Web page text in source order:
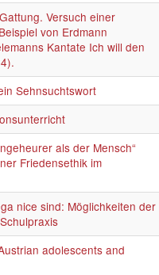
Versuch einer
von Erdmann
Kantate Ich will den
Sehnsuchtswort
als der Mensch“
Friedensethik im
nice sind: Möglichkeiten der
adolescents and